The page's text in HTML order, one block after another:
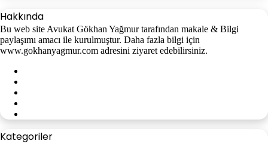
Hakkında
Bu web site Avukat Gökhan Yağmur tarafından makale & Bilgi
paylaşımı amacı ile kurulmuştur. Daha fazla bilgi için
www.gokhanyagmur.com adresini ziyaret edebilirsiniz.
Kategoriler